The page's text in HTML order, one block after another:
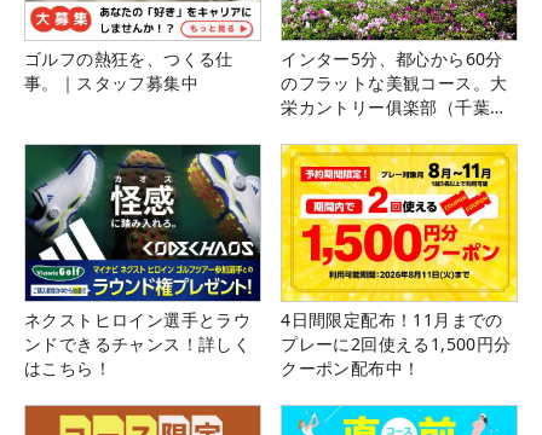
ゴルフの熱狂を、つくる仕
事。｜スタッフ募集中
インター5分、都心から60分
のフラットな美観コース。大
栄カントリー俱楽部（千葉
ネクストヒロイン選手とラウ
ンドできるチャンス！詳しく
はこちら！
4日間限定配布！11月までの
プレーに2回使える1,500円分
クーポン配布中！